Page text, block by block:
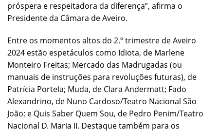
próspera e respeitadora da diferença”, afirma o
Presidente da Câmara de Aveiro.
Entre os momentos altos do 2.º trimestre de Aveiro
2024 estão espetáculos como Idiota, de Marlene
Monteiro Freitas; Mercado das Madrugadas (ou
manuais de instruções para revoluções futuras), de
Patrícia Portela; Muda, de Clara Andermatt; Fado
Alexandrino, de Nuno Cardoso/Teatro Nacional São
João; e Quis Saber Quem Sou, de Pedro Penim/Teatro
Nacional D. Maria II. Destaque também para os